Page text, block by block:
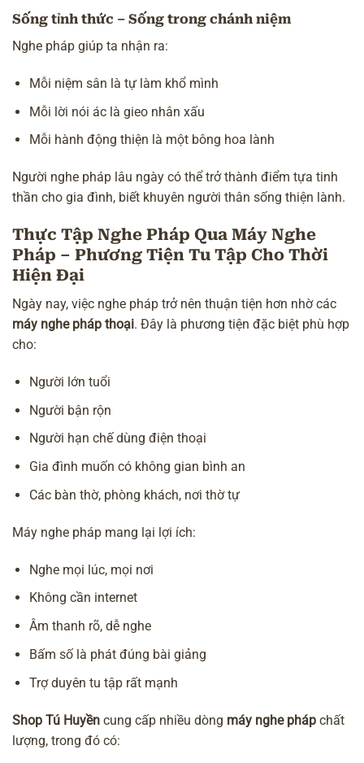
Sống tỉnh thức – Sống trong chánh niệm
Nghe pháp giúp ta nhận ra:
Mỗi niệm sân là tự làm khổ mình
Mỗi lời nói ác là gieo nhân xấu
Mỗi hành động thiện là một bông hoa lành
Người nghe pháp lâu ngày có thể trở thành điểm tựa tinh
thần cho gia đình, biết khuyên người thân sống thiện lành.
Thực Tập Nghe Pháp Qua Máy Nghe
Pháp – Phương Tiện Tu Tập Cho Thời
Hiện Đại
Ngày nay, việc nghe pháp trở nên thuận tiện hơn nhờ các
máy nghe pháp thoại. Đây là phương tiện đặc biệt phù hợp
cho:
Người lớn tuổi
Người bận rộn
Người hạn chế dùng điện thoại
Gia đình muốn có không gian bình an
Các bàn thờ, phòng khách, nơi thờ tự
Máy nghe pháp mang lại lợi ích:
Nghe mọi lúc, mọi nơi
Không cần internet
Âm thanh rõ, dễ nghe
Bấm số là phát đúng bài giảng
Trợ duyên tu tập rất mạnh
Shop Tú Huyền cung cấp nhiều dòng máy nghe pháp chất
lượng, trong đó có: